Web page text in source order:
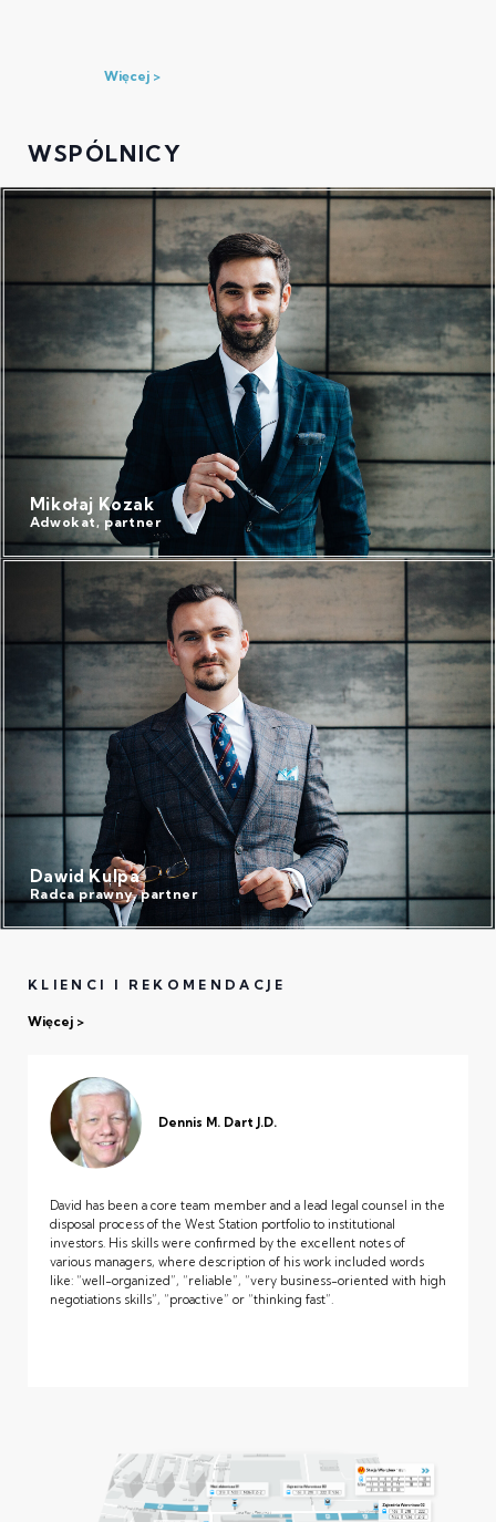
Więcej
WSPÓLNICY
Mikołaj Kozak
Adwokat, partner
Dawid Kulpa
Radca prawny, partner
KLIENCI I REKOMENDACJE
Więcej
Dennis M. Dart J.D.
David has been a core team member and a lead legal counsel in the
disposal process of the West Station portfolio to institutional
investors. His skills were confirmed by the excellent notes of
various managers, where description of his work included words
like: “well-organized”, “reliable”, “very business-oriented with high
negotiations skills”, “proactive” or “thinking fast”.